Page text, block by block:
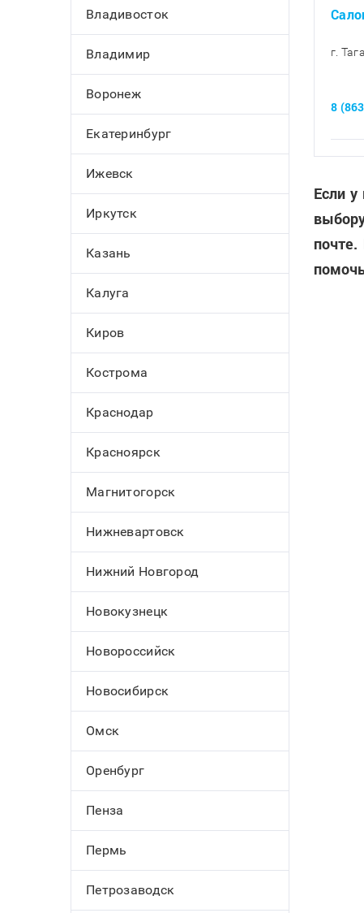
Владивосток
Владимир
Воронеж
Екатеринбург
Ижевск
Иркутск
Казань
Калуга
Киров
Кострома
Краснодар
Красноярск
Магнитогорск
Нижневартовск
Нижний Новгород
Новокузнецк
Новороссийск
Новосибирск
Омск
Оренбург
Пенза
Пермь
Петрозаводск
г.
8
Если